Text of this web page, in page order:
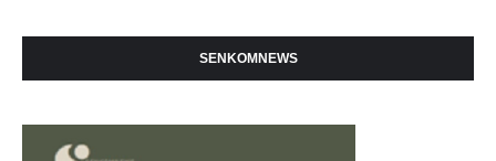
SENKOMNEWS